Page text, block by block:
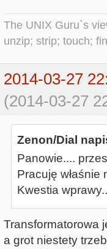
The UNIX Guru`s
unzip; strip; touch;
2014-03-27
(2014-03-27
Zenon/Dial
Panowie....
Pracuję właśnie
Kwestia
Transformatorowa
a grot niestety